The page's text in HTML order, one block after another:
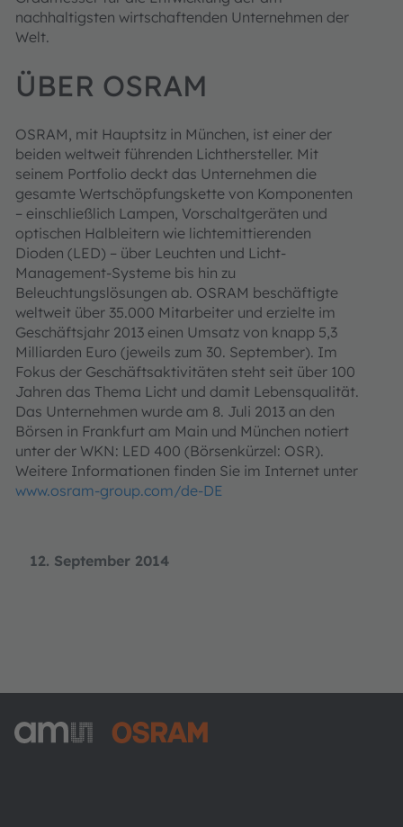
12. September 2014
nachhaltigsten wirtschaftenden Unternehmen der
Welt.
ÜBER OSRAM
OSRAM, mit Hauptsitz in München, ist einer der
beiden weltweit führenden Lichthersteller. Mit
seinem Portfolio deckt das Unternehmen die
gesamte Wertschöpfungskette von Komponenten
– einschließlich Lampen, Vorschaltgeräten und
optischen Halbleitern wie lichtemittierenden
Dioden (LED) – über Leuchten und Licht-
Management-Systeme bis hin zu
Beleuchtungslösungen ab. OSRAM beschäftigte
weltweit über 35.000 Mitarbeiter und erzielte im
Geschäftsjahr 2013 einen Umsatz von knapp 5,3
Milliarden Euro (jeweils zum 30. September). Im
Fokus der Geschäftsaktivitäten steht seit über 100
Jahren das Thema Licht und damit Lebensqualität.
Das Unternehmen wurde am 8. Juli 2013 an den
Börsen in Frankfurt am Main und München notiert
unter der WKN: LED 400 (Börsenkürzel: OSR).
Weitere Informationen finden Sie im Internet unter
www.osram-group.com/de-DE